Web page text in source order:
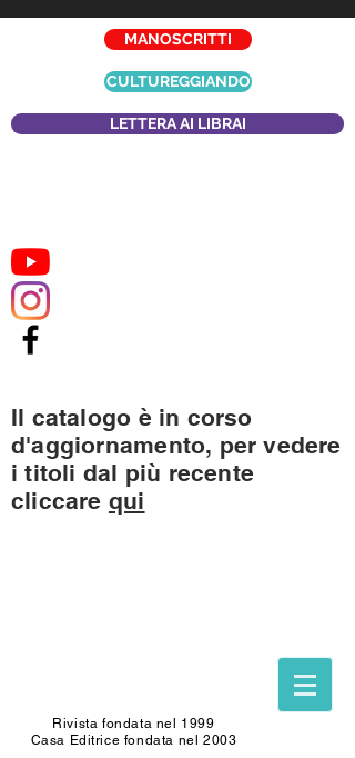
MANOSCRITTI
CULTUREGGIANDO
LETTERA AI LIBRAI
Il catalogo è in corso
d'aggiornamento, per vedere
i titoli dal più recente
cliccare qui
Rivista fondata nel 1999
Casa Editrice fondata nel 2003